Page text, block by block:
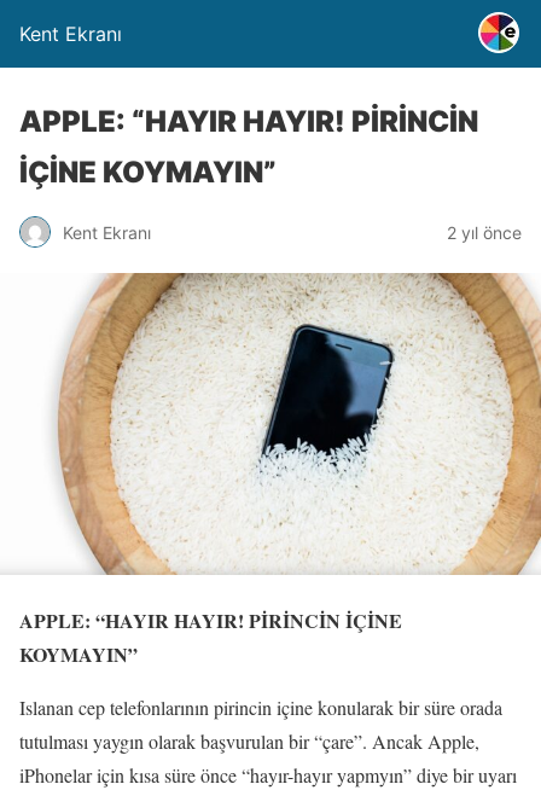
Kent Ekranı
APPLE: “HAYIR HAYIR! PİRİNCİN
İÇİNE KOYMAYIN”
Kent Ekranı 2 yıl önce
APPLE: “HAYIR HAYIR! PİRİNCİN İÇİNE
KOYMAYIN”
Islanan cep telefonlarının pirincin içine konularak bir süre orada
tutulması yaygın olarak başvurulan bir “çare”. Ancak Apple,
iPhonelar için kısa süre önce “hayır-hayır yapmyın” diye bir uyarı